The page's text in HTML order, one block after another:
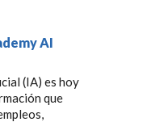
AI
(IA) es hoy
que